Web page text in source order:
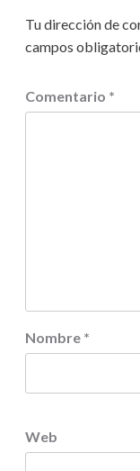
Tu dirección de
campos
Comentario *
Nombre *
Web